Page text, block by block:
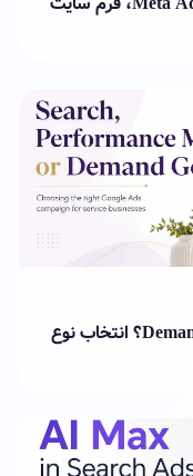
Search، Performance Max یا Demand Gen؟ انتخاب نوع